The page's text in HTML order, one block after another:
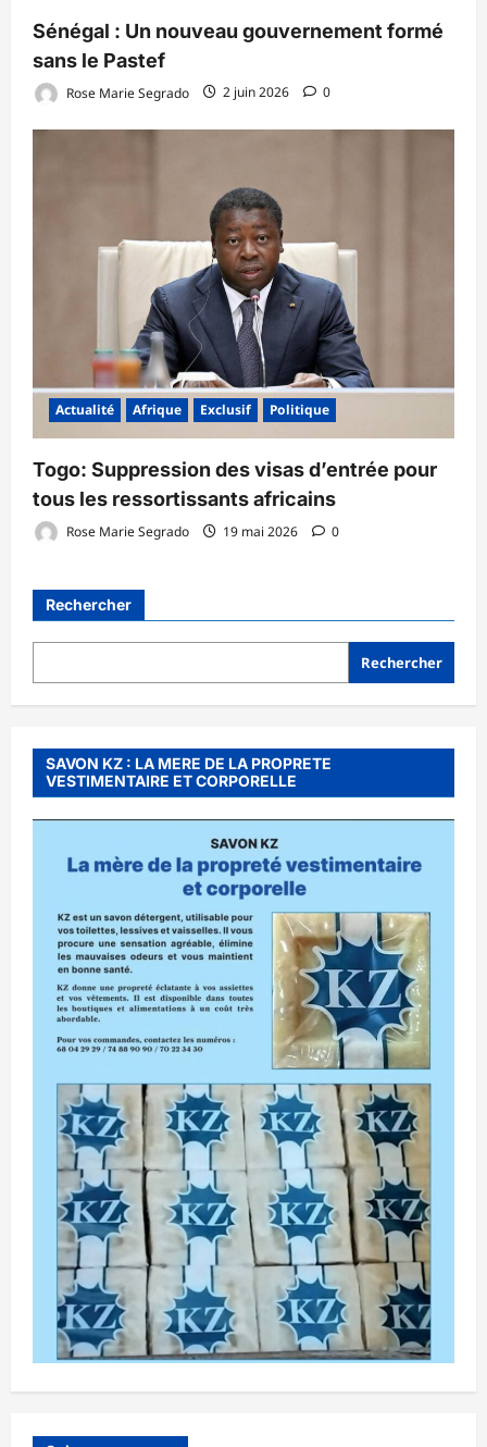
Sénégal : Un nouveau gouvernement formé
sans le Pastef
Rose Marie Segrado 2 juin 2026 0
Actualité Afrique Exclusif Politique
Togo: Suppression des visas d’entrée pour
tous les ressortissants africains
Rose Marie Segrado 19 mai 2026 0
Rechercher
Rechercher
SAVON KZ : LA MERE DE LA PROPRETE
VESTIMENTAIRE ET CORPORELLE